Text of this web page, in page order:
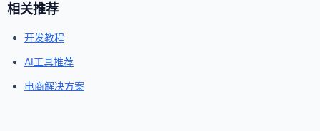
相关推荐
开发教程
AI工具推荐
电商解决方案